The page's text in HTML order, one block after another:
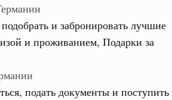
и забронировать лучшие
и проживанием, Подарки за
подать документы и поступить